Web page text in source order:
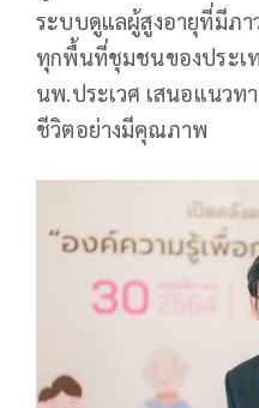
ระบบดูแลผู้สูงอายุที่มีภา
ทุกพื้นที่ชุมชนของประเ
นพ.ประเวศ เสนอแนวท
ชีวิตอย่างมีคุณภาพ